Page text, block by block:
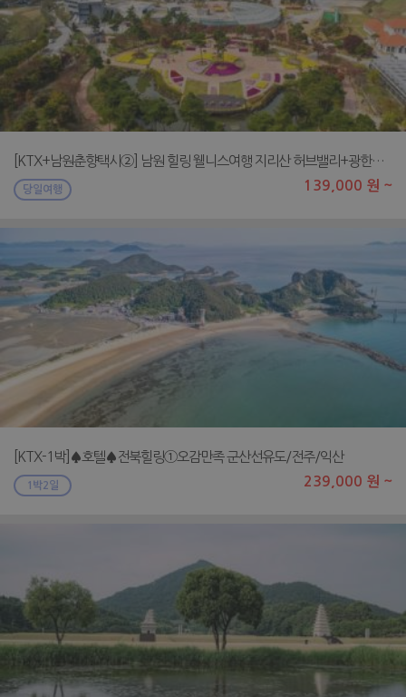
[KTX+남원춘향택시②] 남원 힐링 웰니스여행 지리산 허브밸리+광한루원
당일여행 139,000 원 ~
[KTX-1박]♠호텔♠전북힐링①오감만족 군산선유도/전주/익산
1박2일 239,000 원 ~